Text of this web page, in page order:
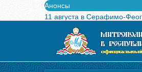
Анонсы
11 августа в Серафимо-
Выпущен в свет буклет о
Вышел в свет новый номер
Вышла в свет монография
Алма-Атинская духовная